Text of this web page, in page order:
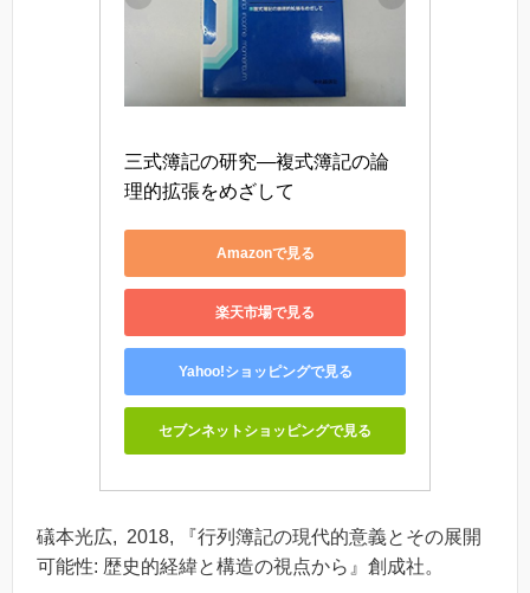
三式簿記の研究―複式簿記の論
理的拡張をめざして
Amazonで見る
楽天市場で見る
Yahoo!ショッピングで見る
セブンネットショッピングで見る
礒本光広, 2018, 『行列簿記の現代的意義とその展開
可能性: 歴史的経緯と構造の視点から』創成社。